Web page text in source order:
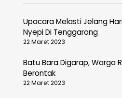
Upacara Melasti Jelang
Nyepi Di Tenggarong
22 Maret 2023
Batu Bara Digarap, Warga
Berontak
22 Maret 2023